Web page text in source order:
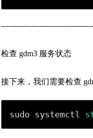
检查 gdm3 服务状态
接下来，我们需要检查
sudo systemctl